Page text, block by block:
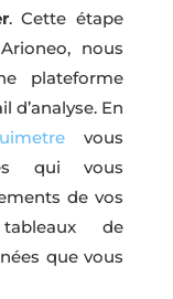
. Cette étape
nous
plateforme
d’analyse. En
vous
qui vous
de vos
de
que vous